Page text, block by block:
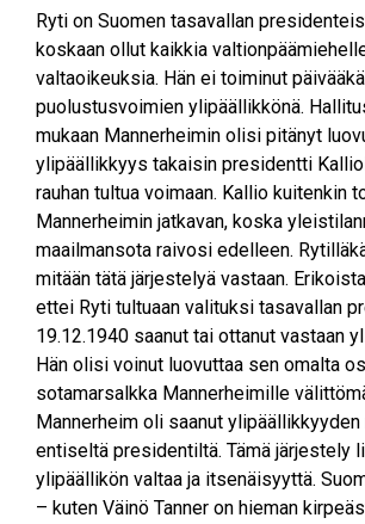
Ryti on Suomen tasavallan
koskaan ollut kaikkia
valtaoikeuksia. Hän ei toiminut
puolustusvoimien ylipäällikkönä.
mukaan Mannerheimin olisi pitänyt
ylipäällikkyys takaisin presidentti
rauhan tultua voimaan. Kallio kuitenkin
Mannerheimin jatkavan, koska
maailmansota raivosi edelleen.
mitään tätä järjestelyä vastaan.
ettei Ryti tultuaan valituksi tasavallan
19.12.1940 saanut tai ottanut vastaan
Hän olisi voinut luovuttaa sen omalta
sotamarsalkka Mannerheimille
Mannerheim oli saanut ylipäällikkyyden
entiseltä presidentiltä. Tämä järjestely
ylipäällikön valtaa ja itsenäisyyttä.
– kuten Väinö Tanner on hieman